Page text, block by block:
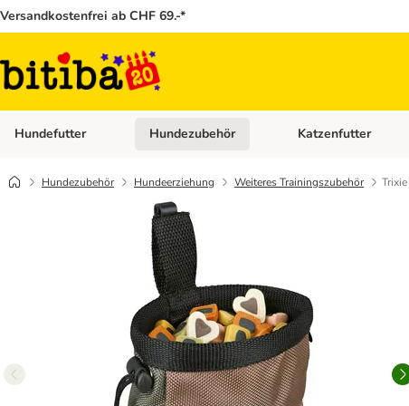
Versandkostenfrei ab CHF 69.-*
Hundefutter Kategorie-Menü öffnen: Hundefutter
Hundezubehör Kategorie-Menü
Katzenfutter
Hundezubehör Hundeerziehung Weiteres Trainingszubehör